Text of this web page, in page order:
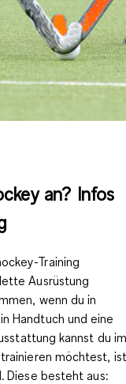
an? Infos
Training
Ausrüstung
wenn du in
Handtuch und eine
kannst du
möchtest, ist
Diese besteht aus: